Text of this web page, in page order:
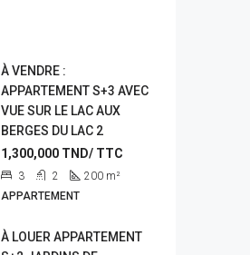
À VENDRE :
APPARTEMENT S+3 AVEC
VUE SUR LE LAC AUX
BERGES DU LAC 2
1,300,000 TND/ TTC
3 2 200 m²
APPARTEMENT
À LOUER APPARTEMENT